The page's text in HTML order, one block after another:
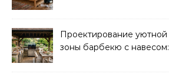
Проектирование уютной
зоны барбекю с навесом: